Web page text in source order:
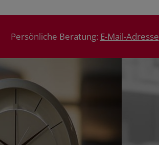
Persönliche Beratung: E-Mail-Adresse